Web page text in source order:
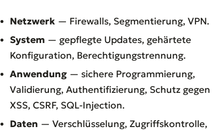
Netzwerk — Firewalls, Segmentierung, VPN.
System — gepflegte Updates, gehärtete
Konfiguration, Berechtigungstrennung.
Anwendung — sichere Programmierung,
Validierung, Authentifizierung, Schutz gegen
XSS, CSRF, SQL-Injection.
Daten — Verschlüsselung, Zugriffskontrolle,